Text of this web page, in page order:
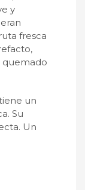
y
fresca
quemado
un
Su
Un